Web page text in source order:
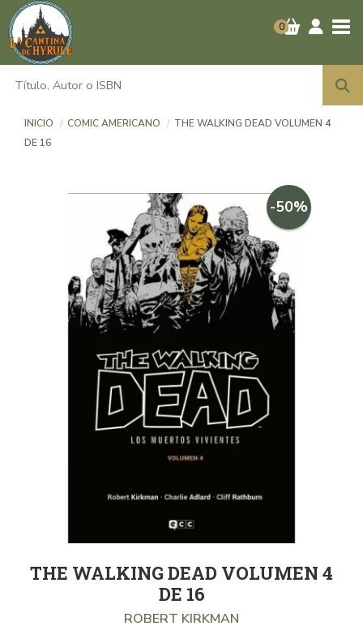
0
INICIO COMIC AMERICANO
THE WALKING DEAD VOLUMEN 4
DE 16
-50%
THE WALKING DEAD VOLUMEN 4
DE 16
ROBERT KIRKMAN